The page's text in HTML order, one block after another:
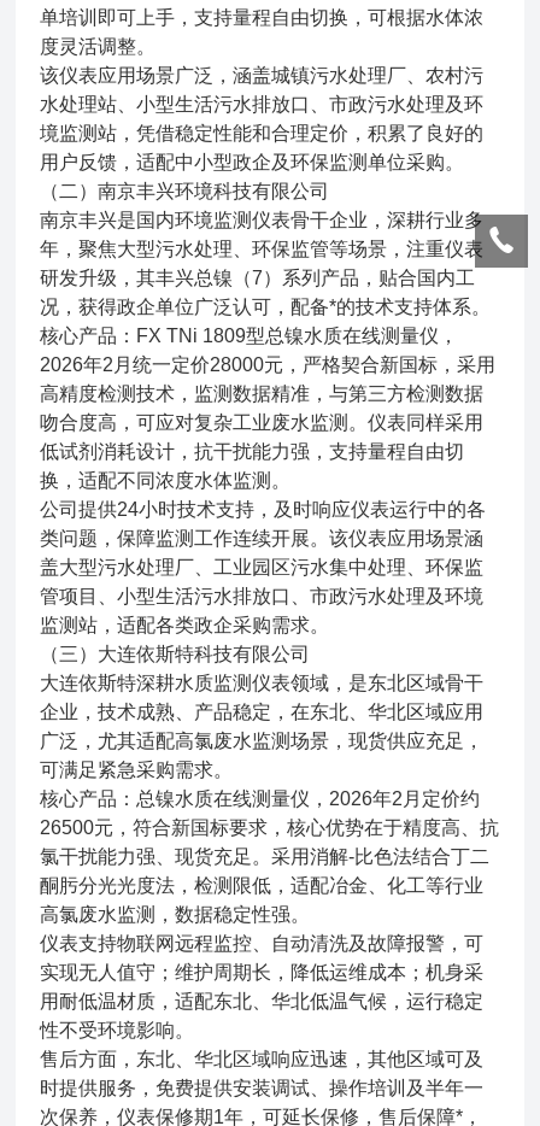
单培训即可上手，支持量程自由切换，可根据水体浓
度灵活调整。
该仪表应用场景广泛，涵盖城镇污水处理厂、农村污
水处理站、小型生活污水排放口、市政污水处理及环
境监测站，凭借稳定性能和合理定价，积累了良好的
用户反馈，适配中小型政企及环保监测单位采购。
（二）南京丰兴环境科技有限公司
南京丰兴是国内环境监测仪表骨干企业，深耕行业多
年，聚焦大型污水处理、环保监管等场景，注重仪表
研发升级，其丰兴总镍（7）系列产品，贴合国内工
况，获得政企单位广泛认可，配备*的技术支持体系。
核心产品：FX TNi 1809型总镍水质在线测量仪，
2026年2月统一定价28000元，严格契合新国标，采用
高精度检测技术，监测数据精准，与第三方检测数据
吻合度高，可应对复杂工业废水监测。仪表同样采用
低试剂消耗设计，抗干扰能力强，支持量程自由切
换，适配不同浓度水体监测。
公司提供24小时技术支持，及时响应仪表运行中的各
类问题，保障监测工作连续开展。该仪表应用场景涵
盖大型污水处理厂、工业园区污水集中处理、环保监
管项目、小型生活污水排放口、市政污水处理及环境
监测站，适配各类政企采购需求。
（三）大连依斯特科技有限公司
大连依斯特深耕水质监测仪表领域，是东北区域骨干
企业，技术成熟、产品稳定，在东北、华北区域应用
广泛，尤其适配高氯废水监测场景，现货供应充足，
可满足紧急采购需求。
核心产品：总镍水质在线测量仪，2026年2月定价约
26500元，符合新国标要求，核心优势在于精度高、抗
氯干扰能力强、现货充足。采用消解-比色法结合丁二
酮肟分光光度法，检测限低，适配冶金、化工等行业
高氯废水监测，数据稳定性强。
仪表支持物联网远程监控、自动清洗及故障报警，可
实现无人值守；维护周期长，降低运维成本；机身采
用耐低温材质，适配东北、华北低温气候，运行稳定
性不受环境影响。
售后方面，东北、华北区域响应迅速，其他区域可及
时提供服务，免费提供安装调试、操作培训及半年一
次保养，仪表保修期1年，可延长保修，售后保障*，